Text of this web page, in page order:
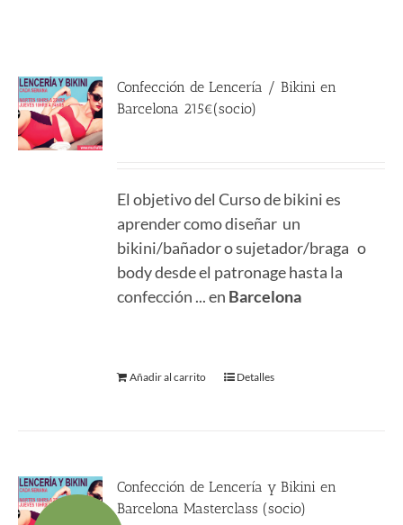
Confección de Lencería / Bikini en
Barcelona 215€(socio)
El objetivo del Curso de bikini es
aprender como diseñar un
bikini/bañador o sujetador/braga o
body desde el patronage hasta la
confección ... en Barcelona
Añadir al carrito Detalles
Confección de Lencería y Bikini en
Barcelona Masterclass (socio)